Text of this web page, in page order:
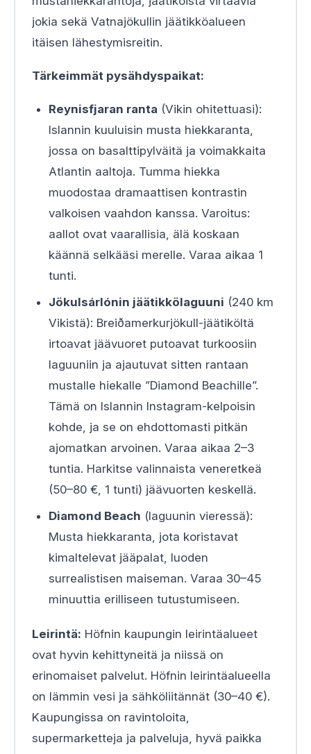
jokia sekä Vatnajökullin jäätikköalueen
itäisen lähestymisreitin.
Tärkeimmät pysähdyspaikat:
Reynisfjaran ranta (Vikin ohitettuasi):
Islannin kuuluisin musta hiekkaranta,
jossa on basalttipylväitä ja voimakkaita
Atlantin aaltoja. Tumma hiekka
muodostaa dramaattisen kontrastin
valkoisen vaahdon kanssa. Varoitus:
aallot ovat vaarallisia, älä koskaan
käännä selkääsi merelle. Varaa aikaa 1
tunti.
Jökulsárlónin jäätikkölaguuni (240 km
Vikistä): Breiðamerkurjökull-jäätiköltä
irtoavat jäävuoret putoavat turkoosiin
laguuniin ja ajautuvat sitten rantaan
mustalle hiekalle ”Diamond Beachille”.
Tämä on Islannin Instagram-kelpoisin
kohde, ja se on ehdottomasti pitkän
ajomatkan arvoinen. Varaa aikaa 2–3
tuntia. Harkitse valinnaista veneretkeä
(50–80 €, 1 tunti) jäävuorten keskellä.
Diamond Beach (laguunin vieressä):
Musta hiekkaranta, jota koristavat
kimaltelevat jääpalat, luoden
surrealistisen maiseman. Varaa 30–45
minuuttia erilliseen tutustumiseen.
Leirintä: Höfnin kaupungin leirintäalueet
ovat hyvin kehittyneitä ja niissä on
erinomaiset palvelut. Höfnin leirintäalueella
on lämmin vesi ja sähköliitännät (30–40 €).
Kaupungissa on ravintoloita,
supermarketteja ja palveluja, hyvä paikka